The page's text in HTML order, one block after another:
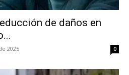
de daños en
2025 0